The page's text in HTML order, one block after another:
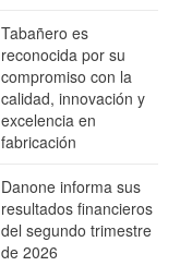
Tabañero es
reconocida por su
compromiso con la
calidad, innovación y
excelencia en
fabricación
Danone informa sus
resultados financieros
del segundo trimestre
de 2026